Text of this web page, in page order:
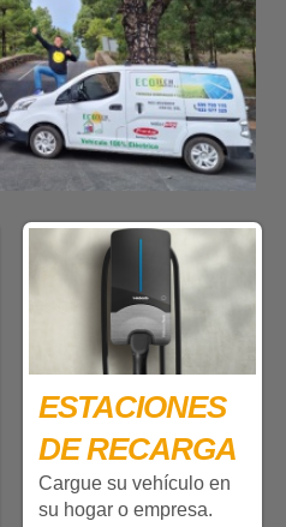
ESTACIONES
DE RECARGA
Cargue su vehículo en
su hogar o empresa.